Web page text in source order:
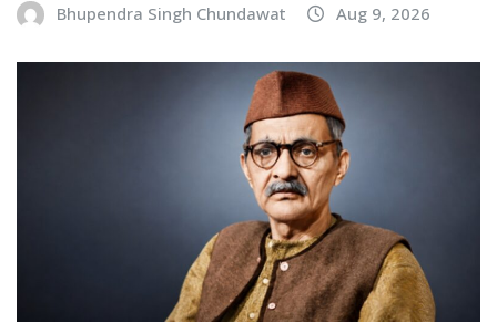
Bhupendra Singh Chundawat Aug 9, 2026